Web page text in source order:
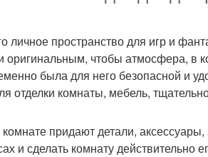
личное пространство для игр и
чтобы атмосфера, в
была для него безопасной и
отделки комнаты, мебель,
придают детали,
и сделать комнату действительно